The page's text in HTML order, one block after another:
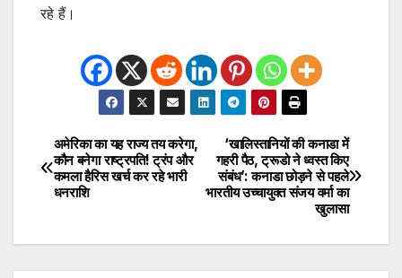
रहे हैं।
Post
navigation
‘खालिस्तानियों की कनाडा में
गहरी पैठ, ट्रूडो ने ध्वस्त किए
संबंध’: कनाडा छोड़ने से पहले
भारतीय उच्चायुक्त संजय वर्मा का
खुलासा
अमेरिका का यह राज्य तय करेगा,
कौन बनेगा राष्ट्रपति! ट्रंप और
कमला हैरिस खर्च कर रहे भारी
धनराशि